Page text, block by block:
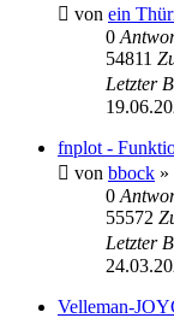
von ein
0
54811
Letzter
fnplot -
von bbock »
0
55572
Letzter
Velleman-